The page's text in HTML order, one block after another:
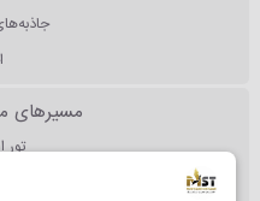
مسیرهای
تور